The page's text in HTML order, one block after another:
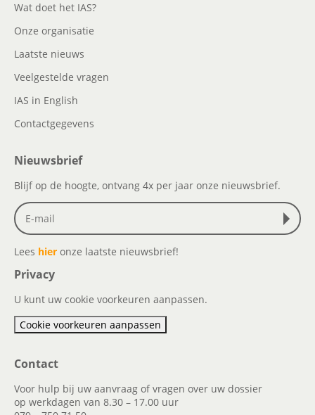
Wat doet het IAS?
Onze organisatie
Laatste nieuws
Veelgestelde vragen
IAS in English
Contactgegevens
Nieuwsbrief
Blijf op de hoogte, ontvang 4x per jaar onze nieuwsbrief.
Lees hier onze laatste nieuwsbrief!
Privacy
U kunt uw cookie voorkeuren aanpassen.
Cookie voorkeuren aanpassen
Contact
Voor hulp bij uw aanvraag of vragen over uw dossier
op werkdagen van 8.30 – 17.00 uur